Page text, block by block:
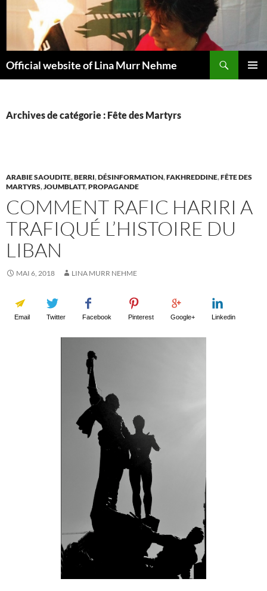
contenu
Official website of Lina Murr Nehme
Archives de catégorie : Fête des Martyrs
ARABIE SAOUDITE,BERRI,DÉSINFORMATION,FAKHREDDINE,FÊTE DES
MARTYRS,JOUMBLATT,PROPAGANDE
COMMENT RAFIC HARIRI A
TRAFIQUÉ L’HISTOIRE DU
LIBAN
MAI 6, 2018 LINA MURR NEHME
Email Twitter Facebook Pinterest Google+ Linkedin